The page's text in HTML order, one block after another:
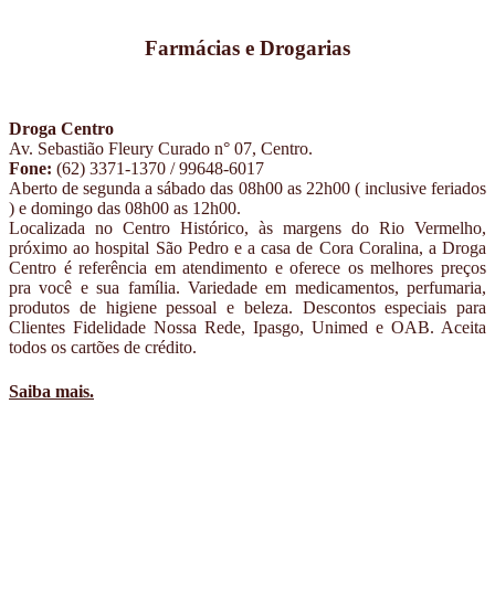
Farmácias e Drogarias
Droga Centro
Av. Sebastião Fleury Curado n° 07, Centro.
Fone: (62) 3371-1370 / 99648-6017
Aberto de segunda a sábado das 08h00 as 22h00 ( inclusive feriados
) e domingo das 08h00 as 12h00.
Localizada no Centro Histórico, às margens do Rio Vermelho,
próximo ao hospital São Pedro e a casa de Cora Coralina, a Droga
Centro é referência em atendimento e oferece os melhores preços
pra você e sua família. Variedade em medicamentos, perfumaria,
produtos de higiene pessoal e beleza. Descontos especiais para
Clientes Fidelidade Nossa Rede, Ipasgo, Unimed e OAB. Aceita
todos os cartões de crédito.
Saiba mais.